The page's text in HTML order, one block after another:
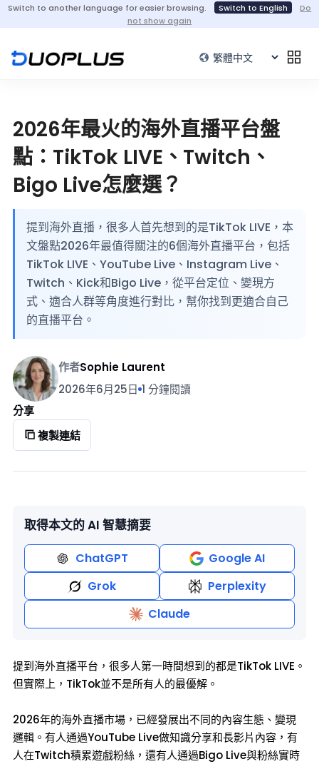
Switch to another language for easier browsing. Switch to English
Do
not show again
2026年最火的海外直播平台盤
點：TikTok LIVE、Twitch、
Bigo Live怎麼選？
提到海外直播，很多人首先想到的是TikTok LIVE，本
文盤點2026年最值得關注的6個海外直播平台，包括
TikTok LIVE、YouTube Live、Instagram Live、
Twitch、Kick和Bigo Live，從平台定位、變現方
式、適合人群等角度進行對比，幫你找到更適合自己
的直播平台。
作者Sophie Laurent
2026年6月25日 1 分鐘閱讀
分享
複製連結
取得本文的 AI 智慧摘要
ChatGPT
Google AI
Grok
Perplexity
Claude
提到海外直播平台，很多人第一時間想到的都是TikTok LIVE。
但實際上，TikTok並不是所有人的最優解。
2026年的海外直播市場，已經發展出不同的內容生態、變現
邏輯。有人通過YouTube Live做知識分享和長影片內容，有
人在Twitch積累遊戲粉絲，還有人通過Bigo Live與粉絲實時